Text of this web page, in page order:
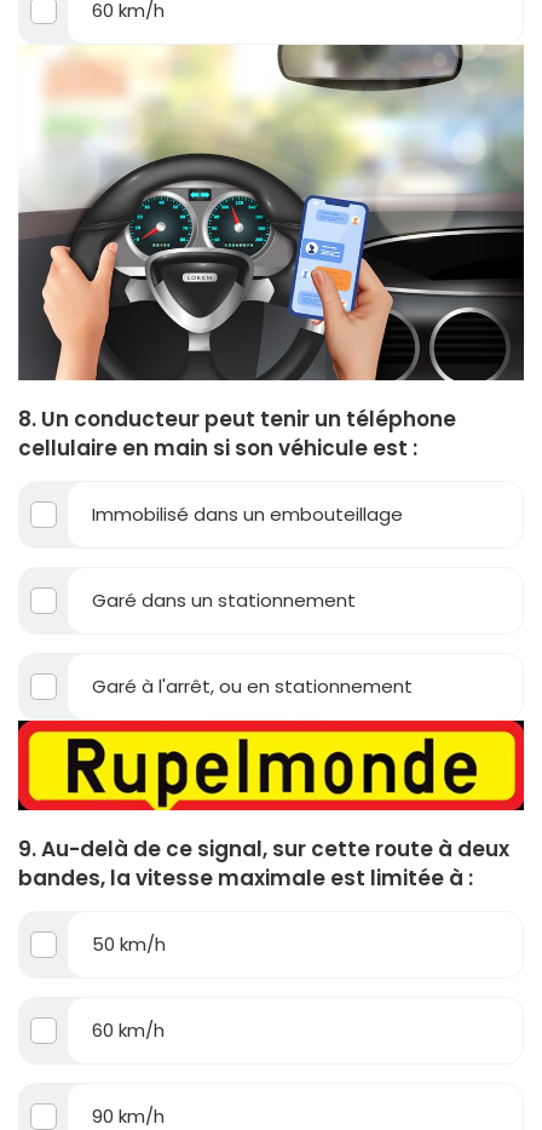
60 km/h
8. Un conducteur peut tenir un téléphone
cellulaire en main si son véhicule est :
Immobilisé dans un embouteillage
Garé dans un stationnement
Garé à l'arrêt, ou en stationnement
9. Au-delà de ce signal, sur cette route à deux
bandes, la vitesse maximale est limitée à :
50 km/h
60 km/h
90 km/h